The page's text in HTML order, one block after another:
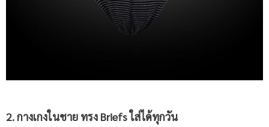
2. กางเกงในชาย ทรง Briefs ใส่ได้ทุกวัน